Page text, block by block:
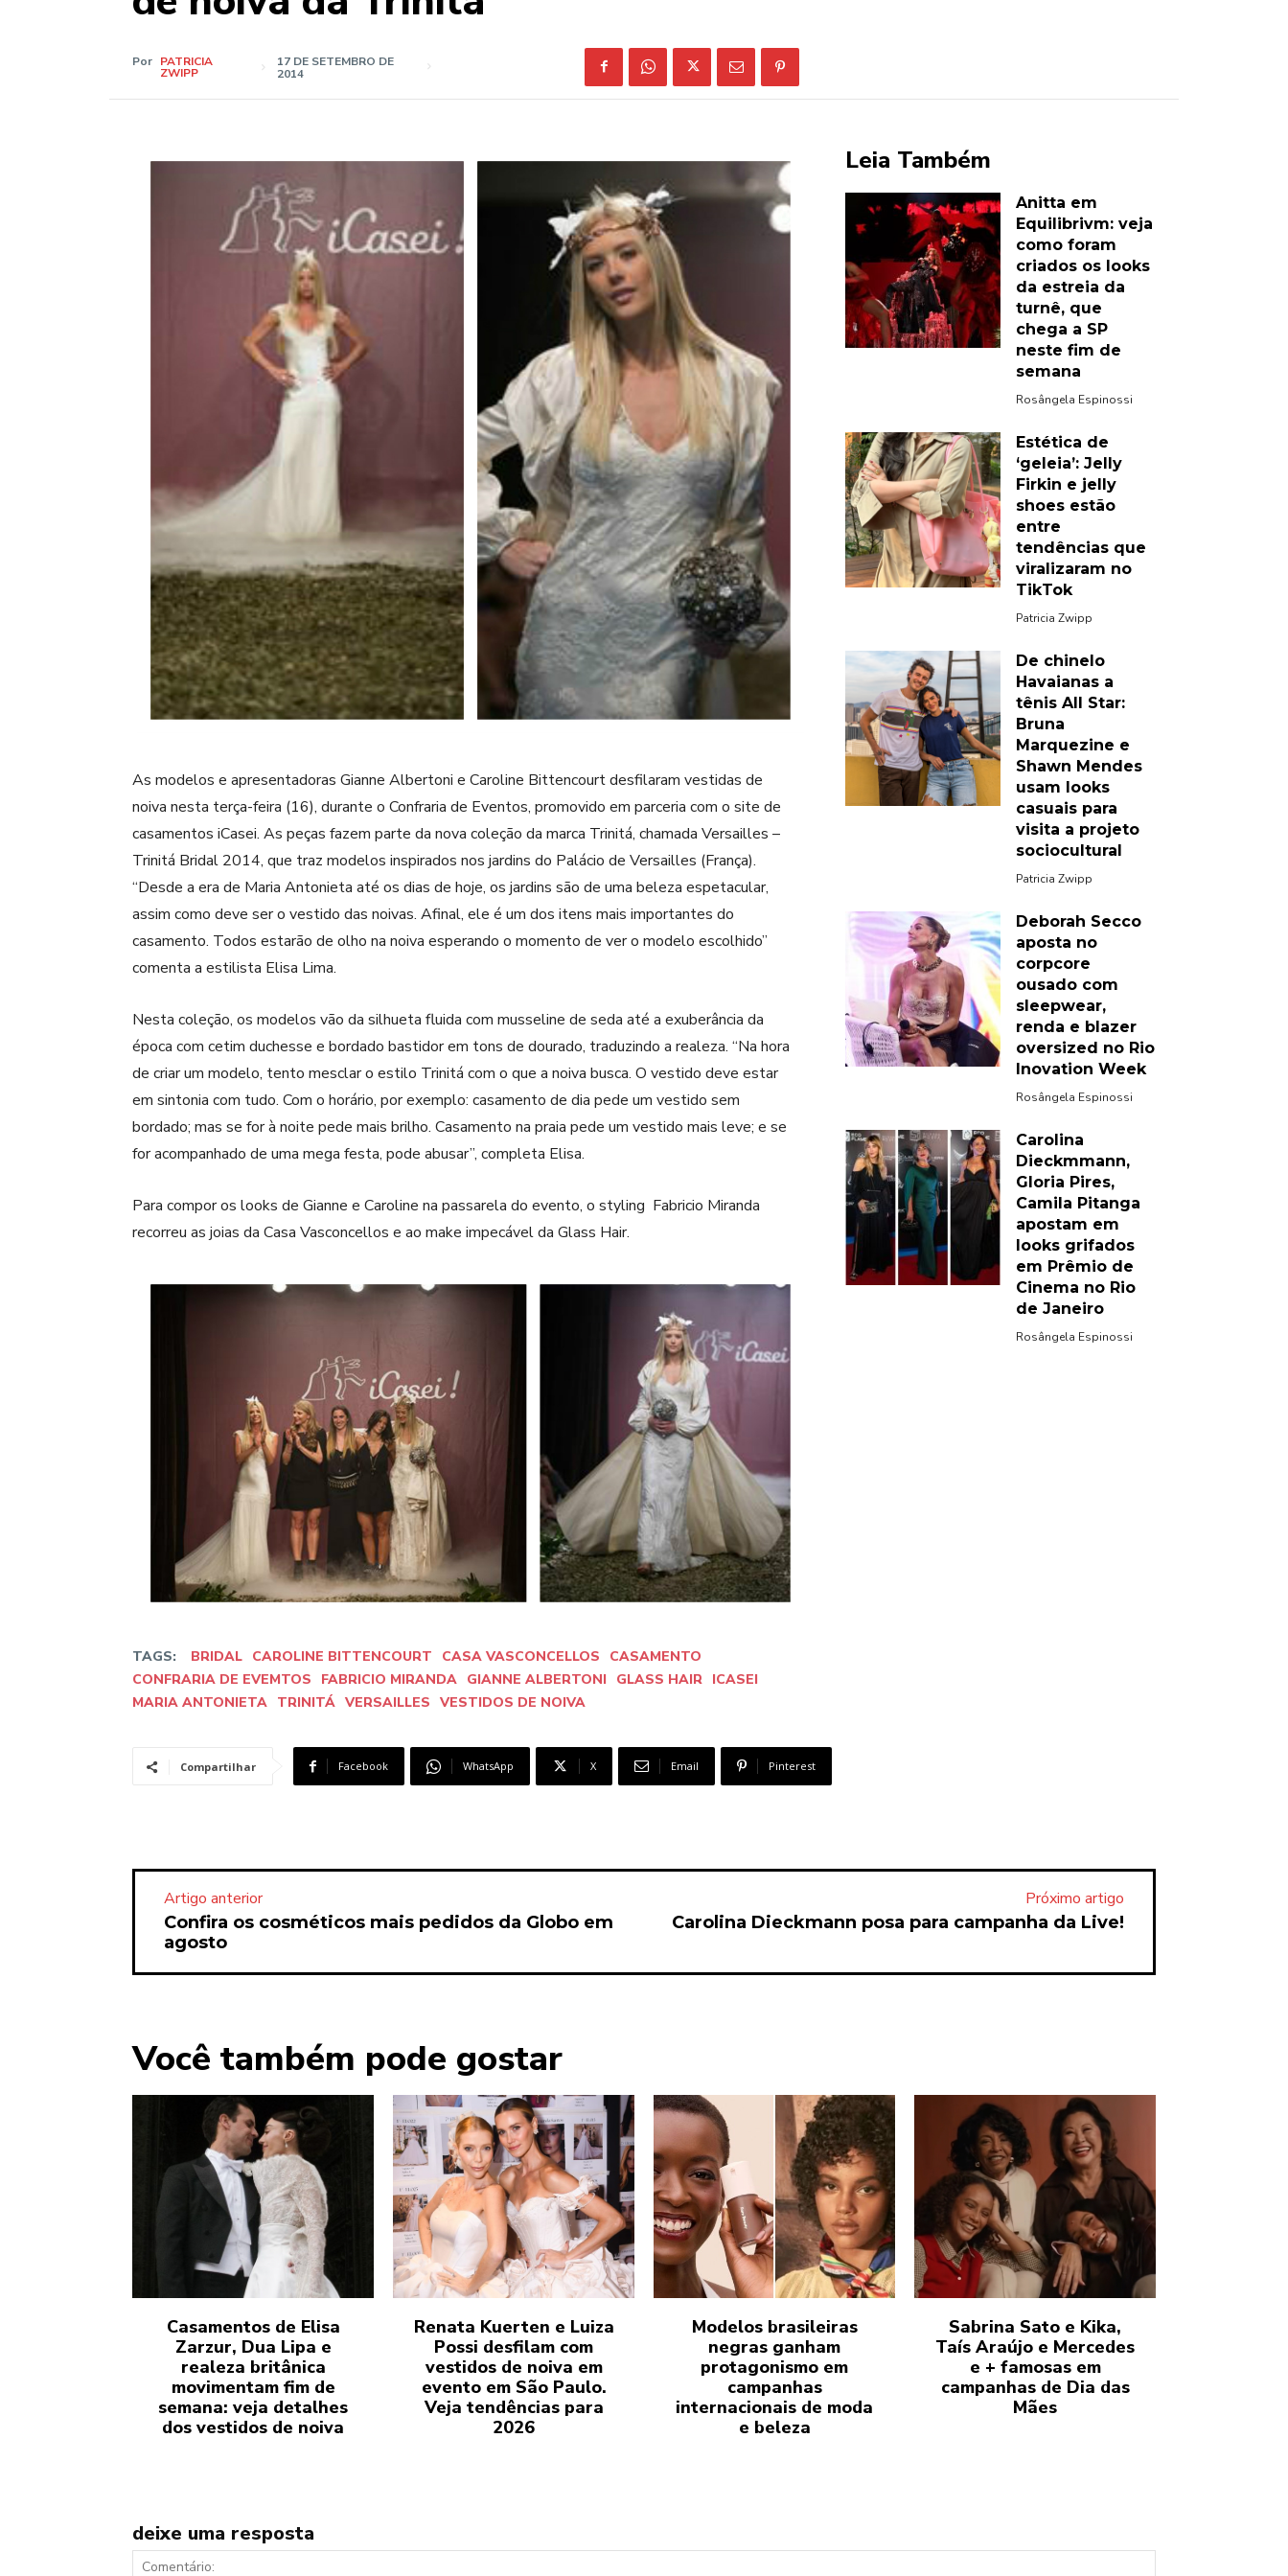
Por PATRICIA
ZWIPP
17 DE SETEMBRO DE
2014
As modelos e apresentadoras Gianne Albertoni e Caroline Bittencourt desfilaram vestidas de
noiva nesta terça-feira (16), durante o Confraria de Eventos, promovido em parceria com o site de
casamentos iCasei. As peças fazem parte da nova coleção da marca Trinitá, chamada Versailles –
Trinitá Bridal 2014, que traz modelos inspirados nos jardins do Palácio de Versailles (França).
“Desde a era de Maria Antonieta até os dias de hoje, os jardins são de uma beleza espetacular,
assim como deve ser o vestido das noivas. Afinal, ele é um dos itens mais importantes do
casamento. Todos estarão de olho na noiva esperando o momento de ver o modelo escolhido”
comenta a estilista Elisa Lima.
Nesta coleção, os modelos vão da silhueta fluida com musseline de seda até a exuberância da
época com cetim duchesse e bordado bastidor em tons de dourado, traduzindo a realeza. “Na hora
de criar um modelo, tento mesclar o estilo Trinitá com o que a noiva busca. O vestido deve estar
em sintonia com tudo. Com o horário, por exemplo: casamento de dia pede um vestido sem
bordado; mas se for à noite pede mais brilho. Casamento na praia pede um vestido mais leve; e se
for acompanhado de uma mega festa, pode abusar”, completa Elisa.
Para compor os looks de Gianne e Caroline na passarela do evento, o styling Fabricio Miranda
recorreu as joias da Casa Vasconcellos e ao make impecável da Glass Hair.
TAGS: BRIDAL CAROLINE BITTENCOURT CASA VASCONCELLOS
CASAMENTO
CONFRARIA DE EVEMTOS
FABRICIO MIRANDA GIANNE ALBERTONI GLASS HAIR ICASEI
MARIA ANTONIETA TRINITÁ VERSAILLES VESTIDOS DE NOIVA
Compartilhar Facebook WhatsApp X Email Pinterest
Leia Também
Anitta em
Equilibrivm: veja
como foram
criados os looks
da estreia da
turnê, que
chega a SP
neste fim de
semana
Rosângela Espinossi
Estética de
‘geleia’: Jelly
Firkin e jelly
shoes estão
entre
tendências que
viralizaram no
TikTok
Patricia Zwipp
De chinelo
Havaianas a
tênis All Star:
Bruna
Marquezine e
Shawn Mendes
usam looks
casuais para
visita a projeto
sociocultural
Patricia Zwipp
Deborah Secco
aposta no
corpcore
ousado com
sleepwear,
renda e blazer
oversized no Rio
Inovation Week
Rosângela Espinossi
Carolina
Dieckmmann,
Gloria Pires,
Camila Pitanga
apostam em
looks grifados
em Prêmio de
Cinema no Rio
de Janeiro
Rosângela Espinossi
Artigo anterior
Confira os cosméticos mais pedidos da Globo em
agosto
Próximo artigo
Carolina Dieckmann posa para campanha da Live!
Você também pode gostar
Casamentos de Elisa
Zarzur, Dua Lipa e
realeza britânica
movimentam fim de
semana: veja detalhes
dos vestidos de noiva
Renata Kuerten e Luiza
Possi desfilam com
vestidos de noiva em
evento em São Paulo.
Veja tendências para
2026
Modelos brasileiras
negras ganham
protagonismo em
campanhas
internacionais de moda
e beleza
Sabrina Sato e Kika,
Taís Araújo e Mercedes
e + famosas em
campanhas de Dia das
Mães
deixe uma resposta